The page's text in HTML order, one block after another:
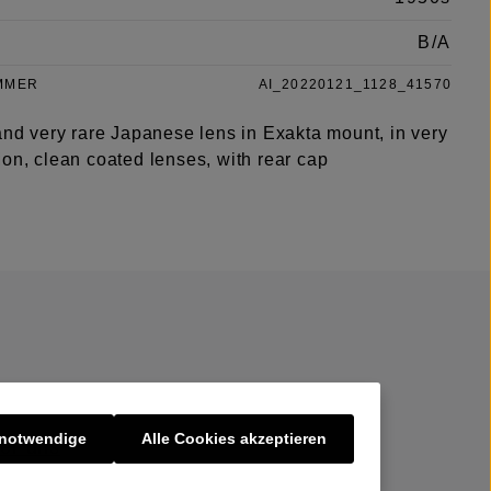
B/A
AI_20220121_1128_41570
very rare Japanese lens in Exakta mount, in very
clean coated lenses, with rear cap
uns Alle Cookies akzeptieren